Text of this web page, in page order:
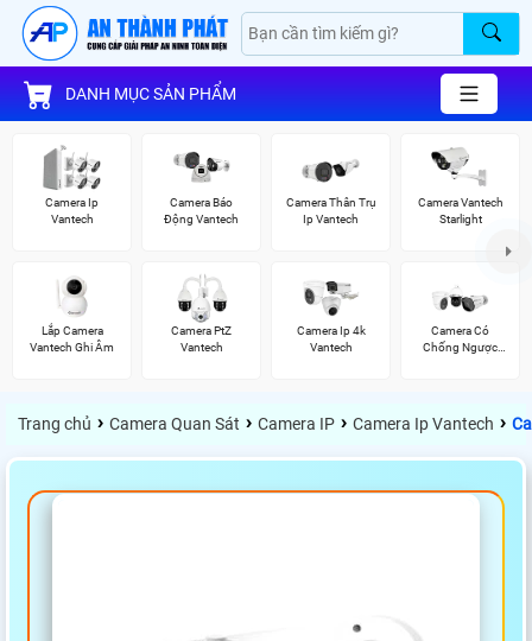
DANH MỤC SẢN PHẨM
Camera Ip
Vantech
Camera Báo
Động Vantech
Camera Thân Trụ
Ip Vantech
Camera Vantech
Starlight
Lắp Camera
Vantech Ghi Âm
Camera PtZ
Vantech
Camera Ip 4k
Vantech
Camera Có
Chống Ngược
Trang chủ › Camera Quan Sát › Camera IP › Camera Ip Vantech ›